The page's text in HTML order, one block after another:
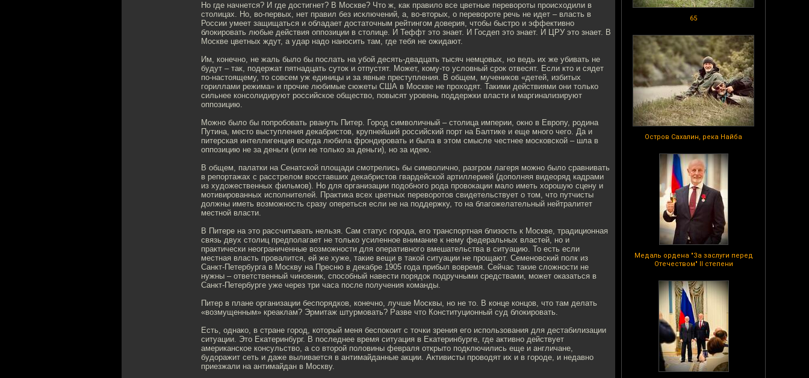
65
Остров Сахалин, река Найба
Медаль ордена "За заслуги перед
Отечеством" II степени
Но где начнется? И где достигнет? В Москве? Что ж, как правило все цветные перевороты происходили в
столицах. Но, во-первых, нет правил без исключений, а, во-вторых, о перевороте речь не идет – власть в
России умеет защищаться и обладает достаточным рейтингом доверия, чтобы быстро и эффективно
блокировать любые действия оппозиции в столице. И Теффт это знает. И Госдеп это знает. И ЦРУ это знает. В
Москве цветных ждут, а удар надо наносить там, где тебя не ожидают.
Им, конечно, не жаль было бы послать на убой десять-двадцать тысяч немцовых, но ведь их же убивать не
будут – так, подержат пятнадцать суток и отпустят. Может, кому-то условный срок отвесят. Если кто и сядет
по-настоящему, то совсем уж единицы и за явные преступления. В общем, мучеников «детей, избитых
гориллами режима» и прочие любимые сюжеты США в Москве не проходят. Такими действиями они только
сильнее консолидируют российское общество, повысят уровень поддержки власти и маргинализируют
оппозицию.
Можно было бы попробовать рвануть Питер. Город символичный – столица империи, окно в Европу, родина
Путина, место выступления декабристов, крупнейший российский порт на Балтике и еще много чего. Да и
питерская интеллигенция всегда любила фрондировать и была в этом смысле честнее московской – шла в
оппозицию не за деньги (или не только за деньги), но за идею.
В общем, палатки на Сенатской площади смотрелись бы символично, разгром лагеря можно было сравнивать
в репортажах с расстрелом восставших декабристов гвардейской артиллерией (дополняя видеоряд кадрами
из художественных фильмов). Но для организации подобного рода провокации мало иметь хорошую сцену и
мотивированных исполнителей. Практика всех цветных переворотов свидетельствует о том, что путчисты
должны иметь возможность сразу опереться если не на поддержку, то на благожелательный нейтралитет
местной власти.
В Питере на это рассчитывать нельзя. Сам статус города, его транспортная близость к Москве, традиционная
связь двух столиц предполагает не только усиленное внимание к нему федеральных властей, но и
практически неограниченные возможности для оперативного вмешательства в ситуацию. То есть если
местная власть провалится, ей же хуже, такие вещи в такой ситуации не прощают. Семеновский полк из
Санкт-Петербурга в Москву на Пресню в декабре 1905 года прибыл вовремя. Сейчас такие сложности не
нужны – ответственный чиновник, способный навести порядок подручными средствами, может оказаться в
Санкт-Петербурге уже через три часа после получения команды.
Питер в плане организации беспорядков, конечно, лучше Москвы, но не то. В конце концов, что там делать
«возмущенным» креаклам? Эрмитаж штурмовать? Разве что Конституционный суд блокировать.
Есть, однако, в стране город, который меня беспокоит с точки зрения его использования для дестабилизации
ситуации. Это Екатеринбург. В последнее время ситуация в Екатеринбурге, где активно действует
американское консульство, а со второй половины февраля открыто подключились еще и англичане,
будоражит сеть и даже выливается в антимайданные акции. Активисты проводят их и в городе, и недавно
приезжали на антимайдан в Москву.